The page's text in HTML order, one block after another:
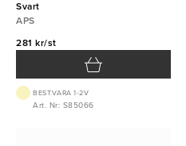
Svart
APS
281 kr/st
BEST.VARA 1-2V
Art. Nr: S85066